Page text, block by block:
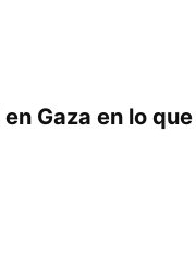
Gaza en lo